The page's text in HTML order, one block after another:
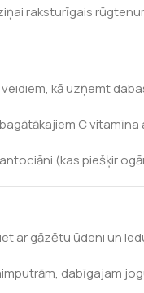
raksturīgais
kā uzņemt
C
(kas piešķir
ar gāzētu ūdeni un
dabīgajam